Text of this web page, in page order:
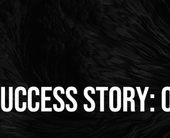
الرئيسية
اتصل بنا
خدماتنا